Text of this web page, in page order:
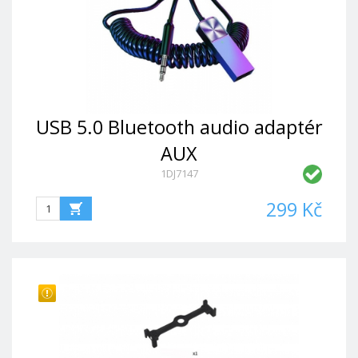
USB 5.0 Bluetooth audio adaptér
AUX
1DJ7147
299 Kč